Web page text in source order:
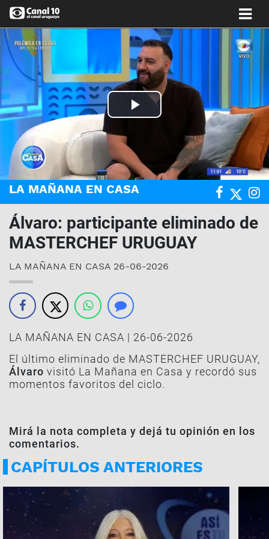
Play
LA MAÑANA EN CASA
Álvaro: participante eliminado de
MASTERCHEF URUGUAY
LA MAÑANA EN CASA 26-06-2026
LA MAÑANA EN CASA | 26-06-2026
El último eliminado de MASTERCHEF URUGUAY,
Álvaro visitó La Mañana en Casa y recordó sus
momentos favoritos del ciclo.
Mirá la nota completa y dejá tu opinión en los
comentarios.
CAPÍTULOS ANTERIORES